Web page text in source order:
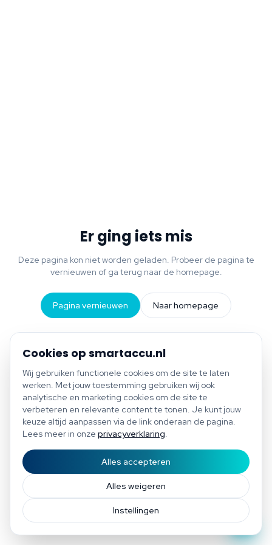
Bespaar tot €1.200 per jaar
Gratis scan of plan direct een afspraak
Cookies op smartaccu.nl
Wij gebruiken functionele cookies om de site te laten
werken. Met jouw toestemming gebruiken wij ook
analytische en marketing cookies om de site te
verbeteren en relevante content te tonen. Je kunt jouw
keuze altijd aanpassen via de link onderaan de pagina.
Lees meer in onze privacyverklaring.
Instellingen
Alles weigeren
Alles accepteren
Er ging iets mis
Deze pagina kon niet worden geladen. Probeer de pagina te
vernieuwen of ga terug naar de homepage.
Pagina vernieuwen Naar homepage